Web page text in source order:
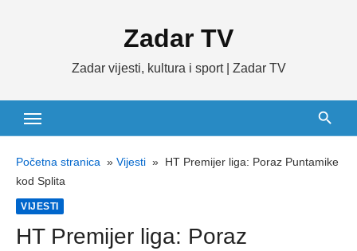
Zadar TV
Zadar vijesti, kultura i sport | Zadar TV
Početna stranica » Vijesti » HT Premijer liga: Poraz Puntamike
kod Splita
VIJESTI
HT Premijer liga: Poraz